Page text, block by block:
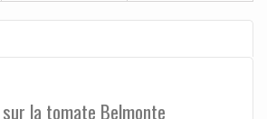
la tomate Belmonte